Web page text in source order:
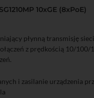
10xGE (8xPoE)
płynną transmisję
z prędkością 10/100/
i zasilanie urządzenia